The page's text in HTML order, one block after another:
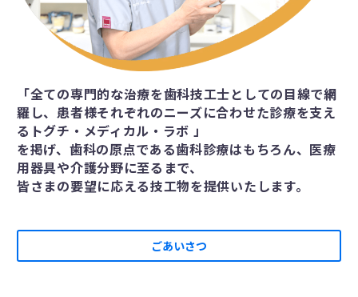
「全ての専門的な治療を歯科技工士としての目線で網
羅し、患者様それぞれのニーズに合わせた診療を支え
るトグチ・メディカル・ラボ 」
を掲げ、歯科の原点である歯科診療はもちろん、医療
用器具や介護分野に至るまで、
皆さまの要望に応える技工物を提供いたします。
ごあいさつ